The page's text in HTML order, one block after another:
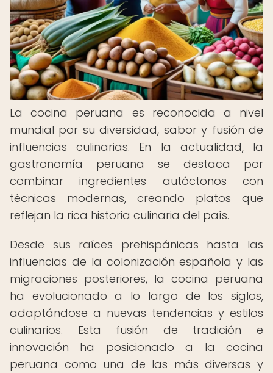
La cocina peruana es reconocida a nivel
mundial por su diversidad, sabor y fusión de
influencias culinarias. En la actualidad, la
gastronomía peruana se destaca por
combinar ingredientes autóctonos con
técnicas modernas, creando platos que
reflejan la rica historia culinaria del país.
Desde sus raíces prehispánicas hasta las
influencias de la colonización española y las
migraciones posteriores, la cocina peruana
ha evolucionado a lo largo de los siglos,
adaptándose a nuevas tendencias y estilos
culinarios. Esta fusión de tradición e
innovación ha posicionado a la cocina
peruana como una de las más diversas y